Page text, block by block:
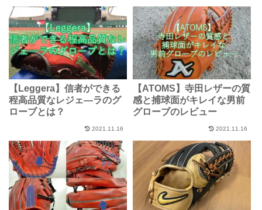
【Leggera】信者ができる
程高品質なレジェ―ラのグ
ローブとは？
2021.11.16
【ATOMS】寺田レザーの質
感と捕球面がキレイな男前
グローブのレビュー
2021.11.16